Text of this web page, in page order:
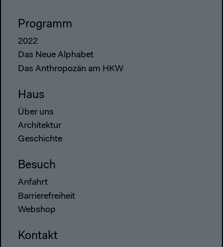
Programm
2022
Das Neue Alphabet
Das Anthropozän am HKW
Haus
Über uns
Architektur
Geschichte
Besuch
Anfahrt
Barrierefreiheit
Webshop
Kontakt